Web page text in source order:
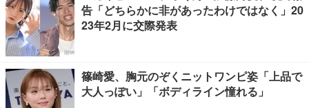
告「どちらかに非があったわけではなく」20
23年2月に交際発表
篠崎愛、胸元のぞくニットワンピ姿「上品で
大人っぽい」「ボディライン憧れる」